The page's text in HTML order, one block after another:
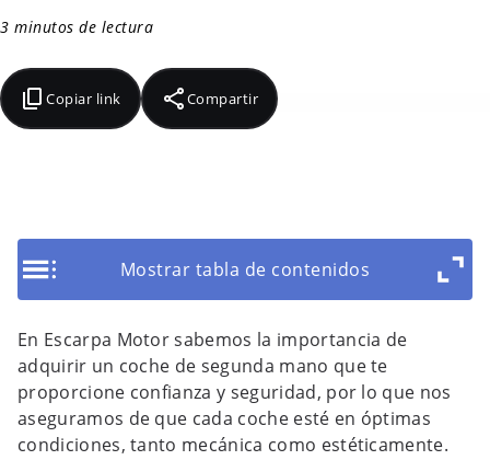
3 minutos de lectura
Copiar link Compartir
Mostrar tabla de contenidos
En Escarpa Motor sabemos la importancia de
adquirir un coche de segunda mano que te
proporcione confianza y seguridad, por lo que nos
aseguramos de que cada coche esté en óptimas
condiciones, tanto mecánica como estéticamente.
23